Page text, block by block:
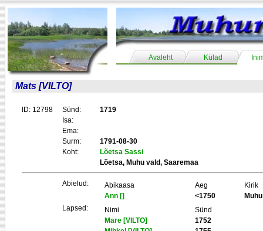
Avaleht Külad
Mats [VILTO]
ID: 12798 Sünd:
1719
Isa:
Ema:
Surm:
1791-08-30
Koht:
Lõetsa Sassi
Lõetsa, Muhu vald, Saaremaa
Abielud: Abikaasa Aeg
Kirik
Ann []
<1750
Muhu
Lapsed:
Nimi
Sünd
Mare [VILTO]
1752